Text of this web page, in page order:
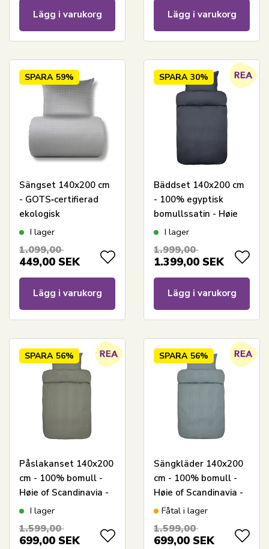
Lägg i varukorg Lägg i varukorg
SPARA 59%
Sängset 140x200 cm
- GOTS‑certifierad
ekologisk
bomullssatin - Grå
I lager
1.099,00
449,00 SEK
Lägg i varukorg
SPARA 30%
Bäddset 140x200 cm
- 100% egyptisk
bomullssatin - Høie
Of Scandinavia -
I lager
1.999,00
1.399,00 SEK
Lägg i varukorg
SPARA 56%
Påslakanset 140x200
cm - 100% bomull -
Høie of Scandinavia -
Midnatt Tåkegrön
I lager
1.599,00
699,00 SEK
SPARA 56%
Sängkläder 140x200
cm - 100% bomull -
Høie of Scandinavia -
Midnatt Dus Blå
Fåtal i lager
1.599,00
699,00 SEK